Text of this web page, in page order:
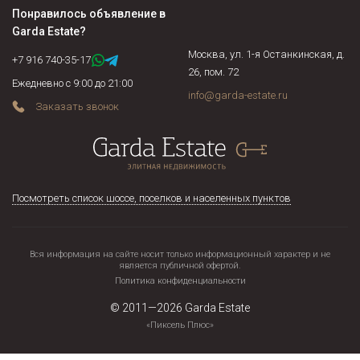
предметов антиквариата, эксклюзивных предметов
интерьера).
Понравилось объявление в
Garda Estate?
+7 916 740-35-17
Ежедневно с 9:00 до 21:00
Заказать звонок
Москва, ул. 1-я Останкинская, д.
26, пом. 72
info@garda-estate.ru
Посмотреть список шоссе, поселков и населенных пунктов
Вся информация на сайте носит только информационный характер и не
является публичной офертой.
Политика конфиденциальности
© 2011—2026 Garda Estate
«Пиксель Плюс»